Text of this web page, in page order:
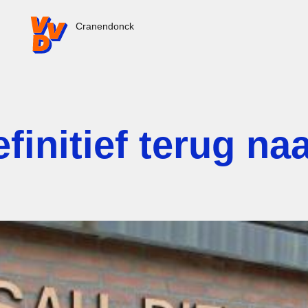
VVD.nl - Ga naar de homepage
Cranendonck
terug